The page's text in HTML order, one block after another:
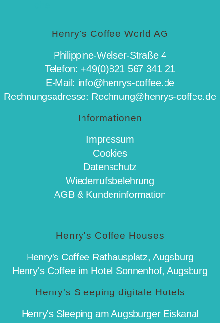
Henry's Coffee World AG
Philippine-Welser-Straße 4
Telefon: +49(0)821 567 341 21
E-Mail: info@henrys-coffee.de
Rechnungsadresse: Rechnung@henrys-coffee.de
Informationen
Impressum
Cookies
Datenschutz
Wiederrufsbelehrung
AGB & Kundeninformation
Henry's Coffee Houses
Henry's Coffee Rathausplatz, Augsburg
Henry's Coffee im Hotel Sonnenhof, Augsburg
Henry's Sleeping digitale Hotels
Henry's Sleeping am Augsburger Eiskanal